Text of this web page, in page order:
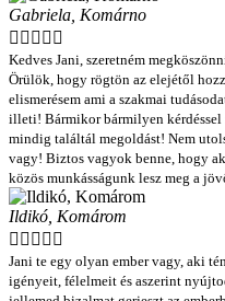
Gabriela, Komárno
    
Kedves Jani, szeretném
Örülök, hogy rögtön az elejétől
elismerésem ami a szakmai
illeti! Bármikor bármilyen
mindig találtál megoldást! Nem
vagy! Biztos vagyok benne, hogy
közös munkásságunk lesz meg a
Ildikó, Komárom
    
Jani te egy olyan ember vagy, aki
igényeit, félelmeit és aszerint